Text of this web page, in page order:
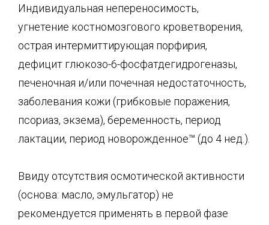
Индивидуальная непереносимость,
угнетение костномозгового кроветворения,
острая интермиттирующая порфирия,
дефицит глюкозо-6-фосфатдегидрогеназы,
печеночная и/или почечная недостаточность,
заболевания кожи (грибковые поражения,
псориаз, экзема), беременность, период
лактации, период новорожденное™ (до 4 нед.).
Ввиду отсутствия осмотической активности
(основа: масло, эмульгатор) не
рекомендуется применять в первой фазе